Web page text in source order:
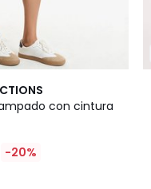
con cintura
-20%